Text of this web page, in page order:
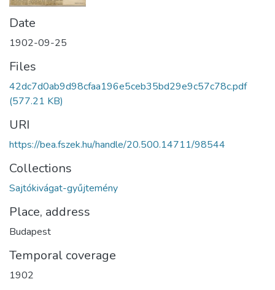
Date
1902-09-25
Files
42dc7d0ab9d98cfaa196e5ceb35bd29e9c57c78c.pdf
(577.21 KB)
URI
https://bea.fszek.hu/handle/20.500.14711/98544
Collections
Sajtókivágat-gyűjtemény
Place, address
Budapest
Temporal coverage
1902